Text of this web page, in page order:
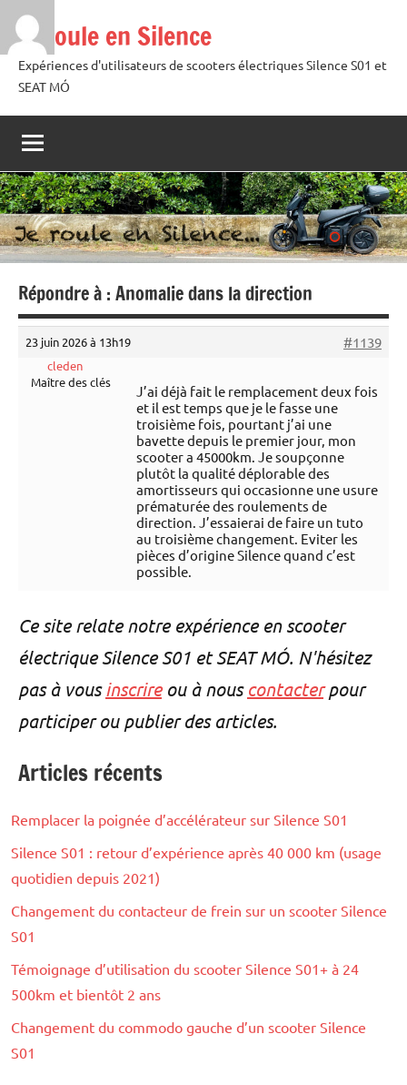
Aller
contenu
Je roule en Silence
Expériences d'utilisateurs de scooters électriques Silence S01 et
SEAT MÓ
Répondre à : Anomalie dans la direction
23 juin 2026 à 13h19 #1139
cleden
Maître des clés
J’ai déjà fait le remplacement deux fois
et il est temps que je le fasse une
troisième fois, pourtant j’ai une
bavette depuis le premier jour, mon
scooter a 45000km. Je soupçonne
plutôt la qualité déplorable des
amortisseurs qui occasionne une usure
prématurée des roulements de
direction. J’essaierai de faire un tuto
au troisième changement. Eviter les
pièces d’origine Silence quand c’est
possible.
Ce site relate notre expérience en scooter
électrique Silence S01 et SEAT MÓ. N'hésitez
pas à vousinscrireou à nous contacterpour
participer ou publier des articles.
Articles récents
Remplacer la poignée d’accélérateur sur Silence S01
Silence S01 : retour d’expérience après 40 000 km (usage
quotidien depuis 2021)
Changement du contacteur de frein sur un scooter Silence
S01
Témoignage d’utilisation du scooter Silence S01+ à 24
500km et bientôt 2 ans
Changement du commodo gauche d’un scooter Silence
S01